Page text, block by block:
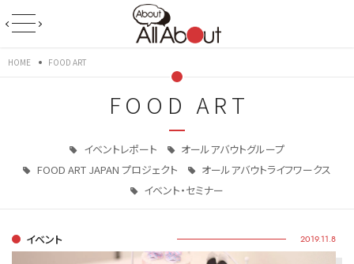
HOME FOOD ART
FOOD ART
イベントレポート
オールアバウトグループ
FOOD ART JAPAN プロジェクト
オールアバウトライフワークス
イベント・セミナー
イベント 2019.11.8